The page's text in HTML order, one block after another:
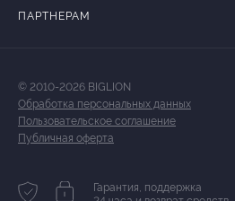
ПАРТНЕРАМ
© 2010-2026 BIGLION
Обработка персональных данных
Пользовательское соглашение
Публичная оферта
Гарантия, поддержка